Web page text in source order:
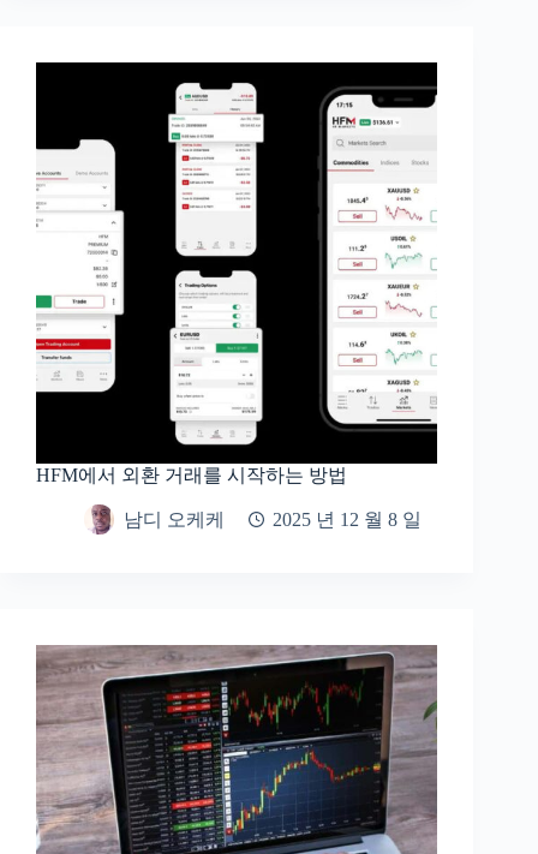
HFM에서 외환 거래를 시작하는 방법
남디 오케케 2025 년 12 월 8 일